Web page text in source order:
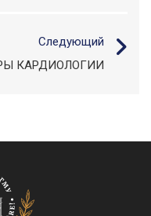
Следующий
КАРДИОЛОГИИ